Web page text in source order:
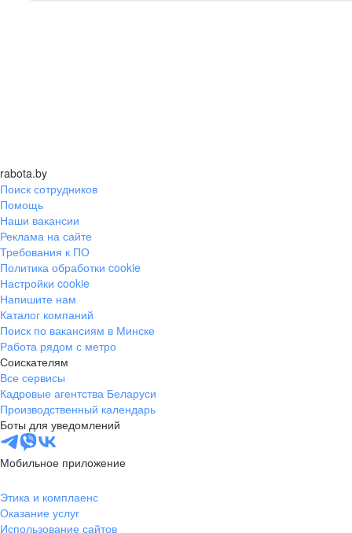
rabota.by
Поиск сотрудников
Помощь
Наши вакансии
Реклама на сайте
Требования к ПО
Политика обработки cookie
Настройки cookie
Напишите нам
Каталог компаний
Поиск по вакансиям в Минске
Работа рядом с метро
Соискателям
Все сервисы
Кадровые агентства Беларуси
Производственный календарь
Боты для уведомлений
Мобильное приложение
Этика и комплаенс
Оказание услуг
Использование сайтов